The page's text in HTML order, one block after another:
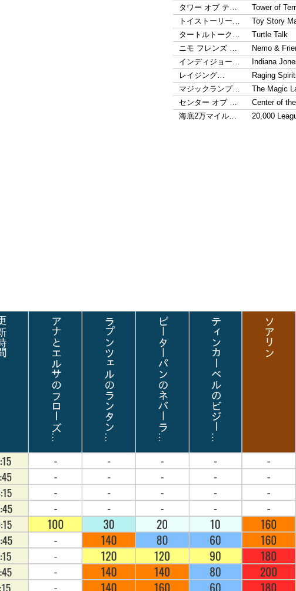
タワー オブ テ…
Tower of
トイストーリー…
Toy Story
タートルトーク…
Turtle Talk
ニモ フレンズ …
Nemo &
インディジョー…
Indiana
レイジング…
Raging
マジックランプ…
The Magic
センター オブ …
Center of
海底2万マイル…
20,000